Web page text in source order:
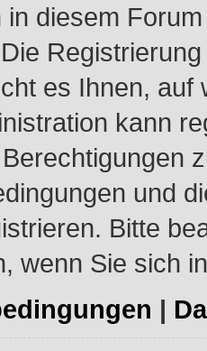
in diesem
es Ihnen,
kann
und
Bitte
wenn Sie sich
|